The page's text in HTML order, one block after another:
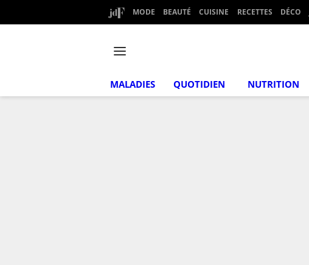
MODE BEAUTÉ CUISINE RECETTES DÉCO
MALADIES QUOTIDIEN NUTRITION